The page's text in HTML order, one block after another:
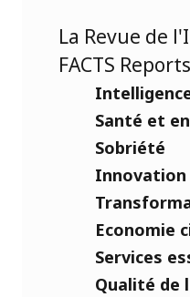
La Revue de
FACTS Reports
Santé et
Sobriété
Innovation
Economie
Services
Qualité de